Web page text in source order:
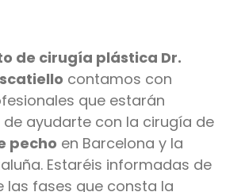
de cirugía plástica Dr.
contamos con
que estarán
ayudarte con la cirugía de
pecho en Barcelona y la
Estaréis informadas de
las fases que consta la